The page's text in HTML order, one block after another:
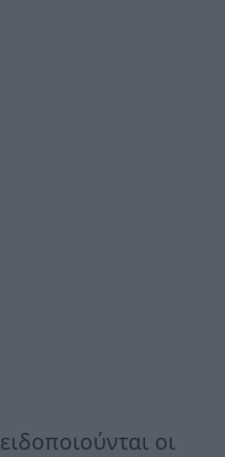
ειδοποιούνται οι